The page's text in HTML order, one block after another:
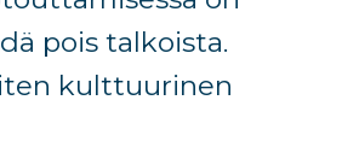
pois talkoista.
kulttuurinen